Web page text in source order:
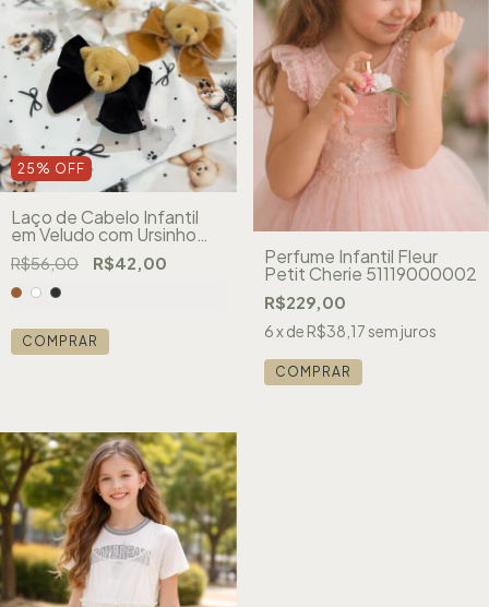
25 % OFF
Laço de Cabelo Infantil
em Veludo com Ursinho
Yoyo 25291
R$56,00 R$42,00
COMPRAR
Perfume Infantil Fleur
Petit Cherie 51119000002
R$229,00
6x de R$38,17sem juros